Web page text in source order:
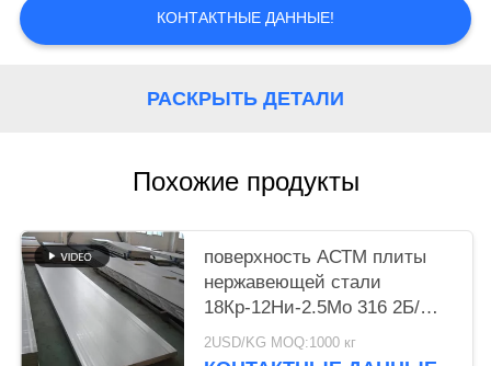
PRIVACY
POLICY
КОНТАКТНЫЕ ДАННЫЕ!
РАСКРЫТЬ ДЕТАЛИ
Похожие продукты
поверхность АСТМ плиты
нержавеющей стали
18Кр-12Ни-2.5Мо 316 2Б/
лист АИСИ А316 СС
2USD/KG MOQ:1000 кг